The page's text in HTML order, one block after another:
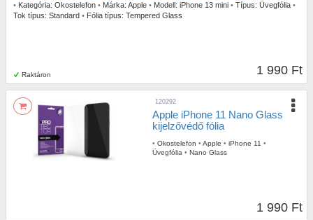
Raktáron
• Kategória: Okostelefon • Márka: Apple • Modell: iPhone 13 mini • Típus: Üvegfólia •
Tok típus: Standard • Fólia típus: Tempered Glass
1 990 Ft
120292
Apple iPhone 11 Nano Glass
kijelzővédő fólia
• Okostelefon • Apple • iPhone 11 •
Üvegfólia • Nano Glass
1 990 Ft